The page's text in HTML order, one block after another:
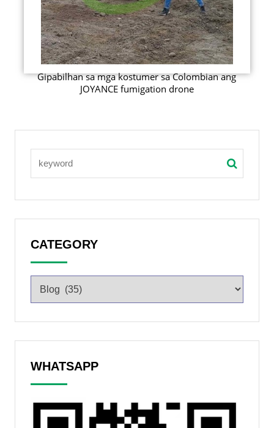
Gipabilhan sa mga kostumer sa Colombian ang
JOYANCE fumigation drone
CATEGORY
WHATSAPP